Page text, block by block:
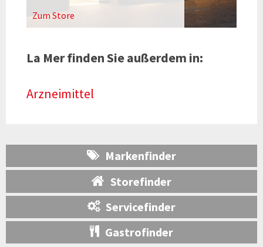
Zum Store
La Mer finden Sie außerdem in:
Arzneimittel
Markenfinder
Storefinder
Servicefinder
Gastrofinder